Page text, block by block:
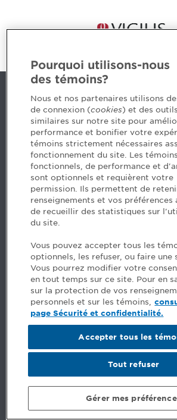
Nous joindre
5, Place Ville Marie, bureau 800,
H3B 2G2
www.cpaquebec.ca
Des questions? Faites appel à notre
Envie de mettre de l’Ordre dans
les postes disponibles >
Facebook - Devenir CPA
Instagram
LinkedIn - CPA
LinkedIn - 20 minutes CPA
LinkedIn - Emploi CPA
TikTok
Commentaires
Sécurité et confidentialité
Conditions générales
© Ordre des comptables professionnels
Pourquoi utilisons-nous
des témoins?
Nous et nos partenaires utilisons
de connexion (cookies) et des outils
similaires sur notre site pour
performance et bonifier votre
témoins strictement nécessaires
fonctionnement du site. Les témoins
fonctionnels, de performance et
sont optionnels et requièrent votre
permission. Ils permettent de
renseignements et vos préférences
de recueillir des statistiques sur
du site.
Vous pouvez accepter tous les
optionnels, les refuser, ou faire une
Vous pourrez modifier votre
en tout temps sur ce site. Pour en
sur la protection de vos
personnels et sur les témoins,
page Sécurité et confidentialité.
Gérer mes
Tout refuser
Accepter tous les